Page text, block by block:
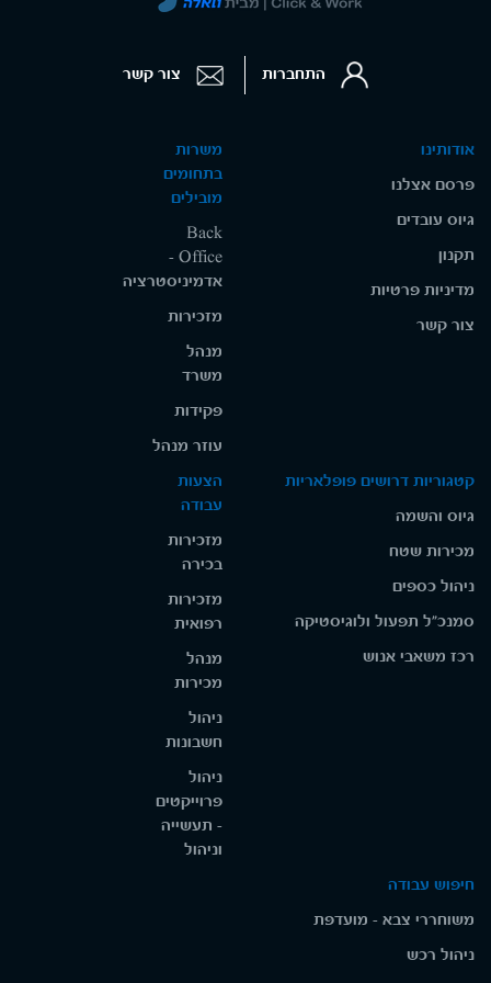
אודותינו
פרסם אצלנו
גיוס עובדים
תקנון
מדיניות פרטיות
צור קשר
משרות
בתחומים
מובילים
Back
Office -
אדמיניסטרציה
מזכירות
מנהל
משרד
פקידות
עוזר מנהל
קטגוריות דרושים פופלאריות
גיוס והשמה
מכירות שטח
ניהול כספים
סמנכ"ל תפעול ולוגיסטיקה
רכז משאבי אנוש
הצעות
עבודה
מזכירות
בכירה
מזכירות
רפואית
מנהל
מכירות
ניהול
חשבונות
ניהול
פרוייקטים
- תעשייה
וניהול
חיפוש עבודה
משוחררי צבא - מועדפת
ניהול רכש